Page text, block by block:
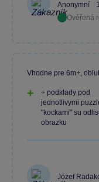
Anonymní
Ověřená
Jozef
Vhodne pre 6m+,
+ podklady pod
jednotlivymi
"kockami" su
obrazku